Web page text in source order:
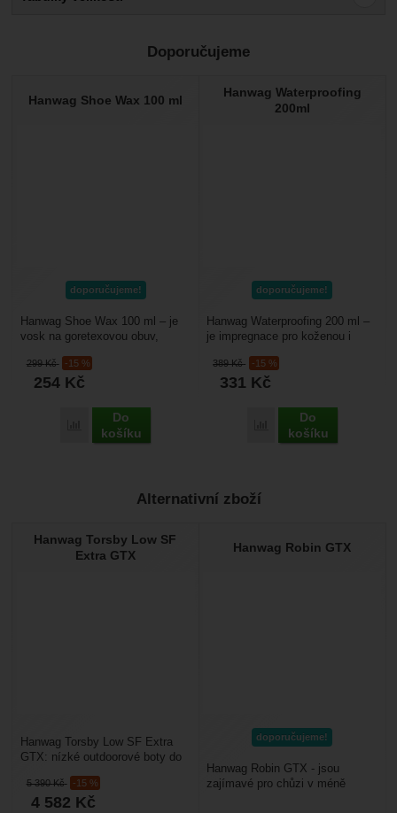
Skvělá bota do náročnějšího terénu
Doporučujeme
Hanwag Shoe Wax 100 ml
doporučujeme!
299Kč -15 %
254 Kč
Porovnat
Do
košíku
Hanwag Shoe Wax 100 ml – je
vosk na goretexovou obuv,
s míchaný s karnaubským...
Hanwag Waterproofing
200ml
doporučujeme!
389Kč -15 %
331 Kč
Porovnat
Do
košíku
Hanwag Waterproofing 200 ml –
je impregnace pro koženou i
Chrání obuv před...
Alternativní zboží
Hanwag Torsby Low SF
Extra GTX
5 390Kč -15 %
4 582 Kč
Hanwag Torsby Low SF Extra
GTX: nízké outdoorové boty do
terénu, na procházky...
Hanwag Robin GTX
doporučujeme!
Hanwag Robin GTX - jsou
zajímavé pro chůzi v méně